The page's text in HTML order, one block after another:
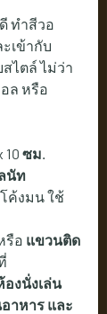
ทำสีวอ
เข้ากับ
ไตล์ ไม่ว่า
ล หรือ
10 ซม.
นัท
ค้งมน ใช้
รือ แขวนติด
องนั่งเล่น
าหาร และ